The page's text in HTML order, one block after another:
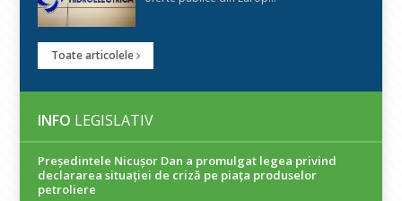
Toate articolele
INFO LEGISLATIV
Președintele Nicuşor Dan a promulgat legea privind
declararea situaţiei de criză pe piaţa produselor
petroliere